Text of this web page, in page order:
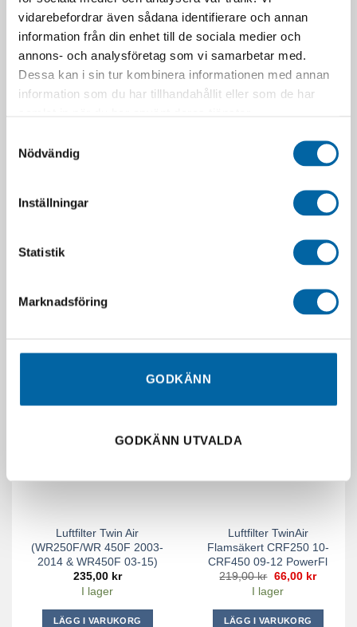
vidarebefordrar även sådana identifierare och annan
information från din enhet till de sociala medier och
annons- och analysföretag som vi samarbetar med.
Dessa kan i sin tur kombinera informationen med annan
information som du har tillhandahållit eller som de har
Nödvändig
Inställningar
Statistik
Marknadsföring
GODKÄNN
GODKÄNN UTVALDA
RELATERADE PRODUKTER
Luftfilterunderhållnings Kit,,
Twin Air Luftfilterlock KTM
F/XC/XC-F 11-15
LÄGG I VARUKORG
Luftfilter Twin Air
(WR250F/WR 450F 2003-
2014 & WR450F 03-15)
235,00 kr
I lager
LÄGG I VARUKORG
Luftfilter TwinAir
Flamsäkert CRF250 10-
CRF450 09-12 PowerFl
219,00kr Det
priset
var:
219,00 kr.
66,00 krDet
är:
I lager
LÄGG I VARUKORG